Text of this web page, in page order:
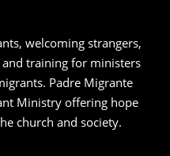
welcoming strangers,
training for ministers
Padre Migrante
Ministry offering hope
church and society.